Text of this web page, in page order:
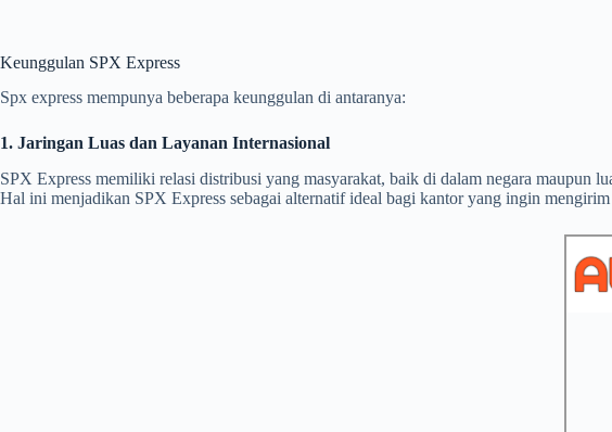
Keunggulan SPX Express
Spx express mempunya beberapa keunggulan di antaranya:
1. Jaringan Luas dan Layanan Internasional
SPX Express memiliki relasi distribusi yang masyarakat, baik di dalam negara maupun
Hal ini menjadikan SPX Express sebagai alternatif ideal bagi kantor yang ingin